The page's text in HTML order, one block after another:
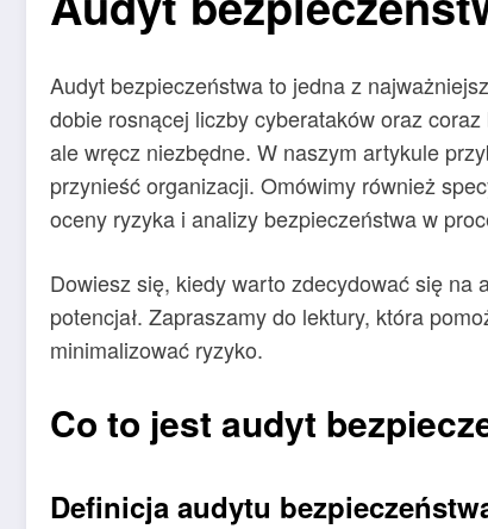
Audyt bezpieczeństwa to jedna z
dobie rosnącej liczby cyberataków oraz
ale wręcz niezbędne. W naszym artykule
przynieść organizacji. Omówimy również
oceny ryzyka i analizy bezpieczeństwa w
Dowiesz się, kiedy warto zdecydować się na
potencjał. Zapraszamy do lektury, która
minimalizować ryzyko.
Co to jest audyt
Definicja audytu